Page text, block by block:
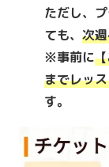
ただし、
ても、 次
※事前に
までレッ
す。